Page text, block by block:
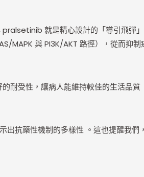
就是精心設計的「導引飛彈」
MAPK 與 PI3K/AKT 路徑），從而抑制
耐受性，讓病人能維持較佳的生活品質
抗藥性機制的多樣性 。這也提醒我們